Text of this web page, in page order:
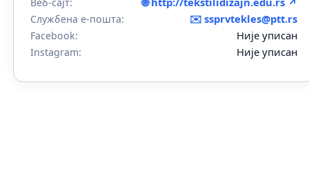
Службена е-пошта: ✉️ssprvtekles@ptt.rs
Facebook: Није уписан
Instagram: Није уписан